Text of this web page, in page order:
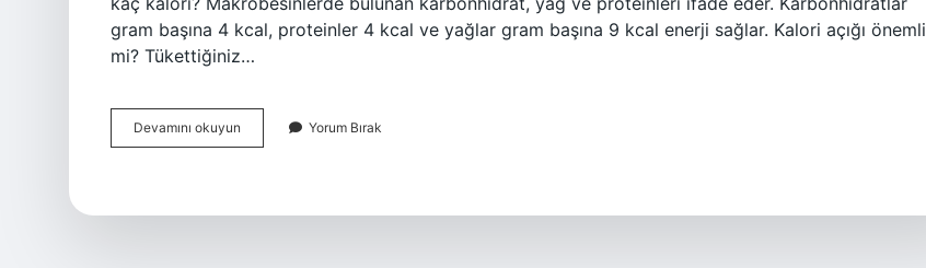
gram başına 4 kcal, proteinler 4 kcal ve yağlar gram başına 9 kcal enerji sağlar. Kalori açığı önemli
mi? Tükettiğiniz…
Devamını okuyun
Mi
Yorum Bırak